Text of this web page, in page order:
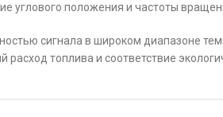
углового положения и частоты
сигнала в широком диапазоне
топлива и соответствие